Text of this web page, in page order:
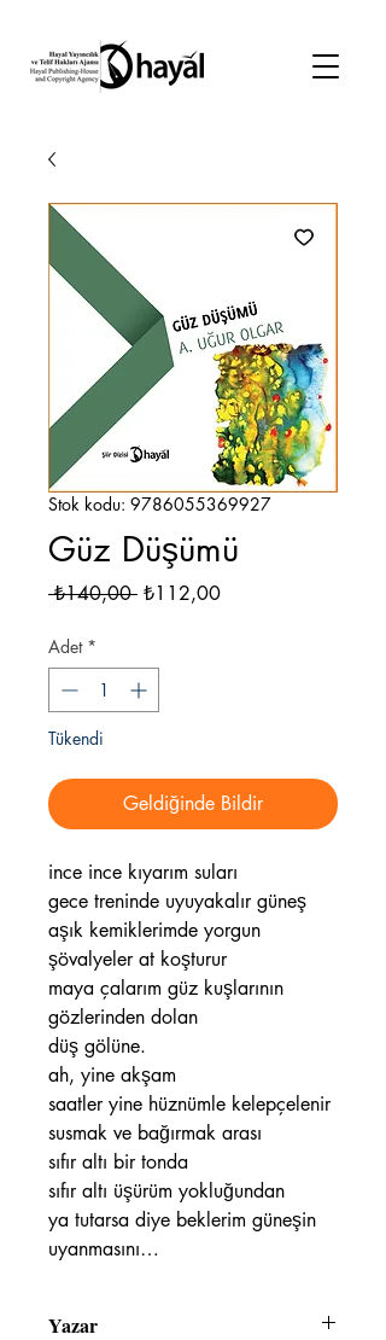
Stok kodu: 9786055369927
Güz Düşümü
₺140,00 Normal
₺112,00İndirimli
Adet *
Tükendi
Geldiğinde Bildir
ince ince kıyarım suları
gece treninde uyuyakalır güneş
aşık kemiklerimde yorgun
şövalyeler at koşturur
maya çalarım güz kuşlarının
gözlerinden dolan
düş gölüne.
ah, yine akşam
saatler yine hüznümle kelepçelenir
susmak ve bağırmak arası
sıfır altı bir tonda
sıfır altı üşürüm yokluğundan
ya tutarsa diye beklerim güneşin
uyanmasını…
Yazar